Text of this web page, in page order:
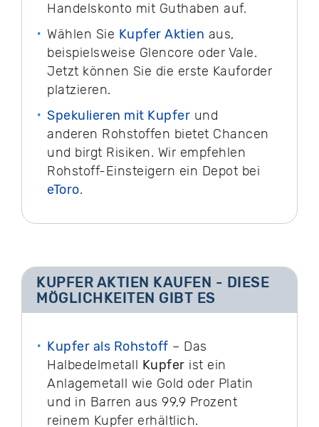
Handelskonto mit Guthaben auf.
Wählen Sie Kupfer Aktien aus,
beispielsweise Glencore oder Vale.
Jetzt können Sie die erste Kauforder
platzieren.
Spekulieren mit Kupfer und
anderen Rohstoffen bietet Chancen
und birgt Risiken. Wir empfehlen
Rohstoff-Einsteigern ein Depot bei
eToro.
KUPFER AKTIEN KAUFEN - DIESE
MÖGLICHKEITEN GIBT ES
Kupfer als Rohstoff – Das
Halbedelmetall Kupfer ist ein
Anlagemetall wie Gold oder Platin
und in Barren aus 99,9 Prozent
reinem Kupfer erhältlich.